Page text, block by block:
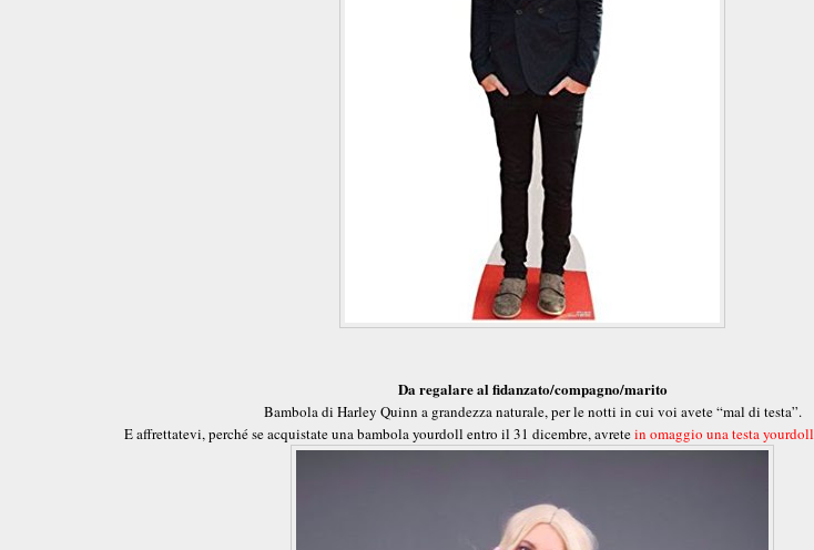
Da regalare al fidanzato/compagno/marito
Bambola di Harley Quinn a grandezza naturale, per le notti in cui voi avete “mal di testa”.
E affrettatevi, perché se acquistate una bambola yourdoll entro il 31 dicembre, avretein omaggio una testa yourdoll